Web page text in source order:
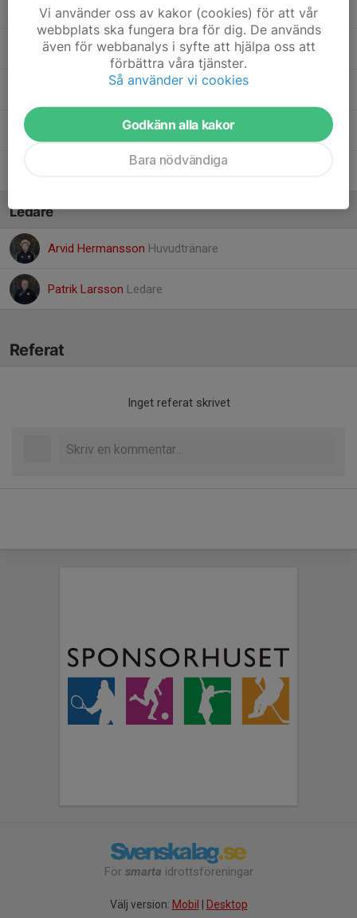
Måns Forsberg, U-truppen
Oscar Jansson
Tristan Kristiansen, U-truppen
Lukas Vennberg
Ledare
Arvid Hermansson Huvudtränare
Patrik Larsson Ledare
Referat
Inget referat skrivet
För smarta idrottsföreningar
Välj version: Mobil Desktop
Vi använder oss av kakor (cookies) för att vår
webbplats ska fungera bra för dig. De används
även för webbanalys i syfte att hjälpa oss att
förbättra våra tjänster.
Så använder vi cookies
Godkänn alla kakor
Bara nödvändiga